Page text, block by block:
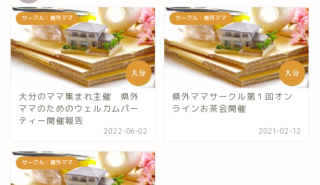
サークル：県外ママ
大分のママ集まれ主催 県外
ママのためのウェルカムパー
ティー開催報告
2022-06-02
サークル：県外ママ
県外ママサークル第１回オン
ラインお茶会開催
2021-02-12
サークル：県外ママ